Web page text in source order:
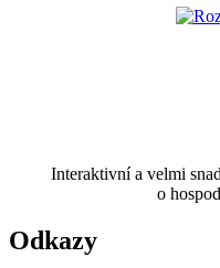
Interaktivní a velmi
o
Odkazy